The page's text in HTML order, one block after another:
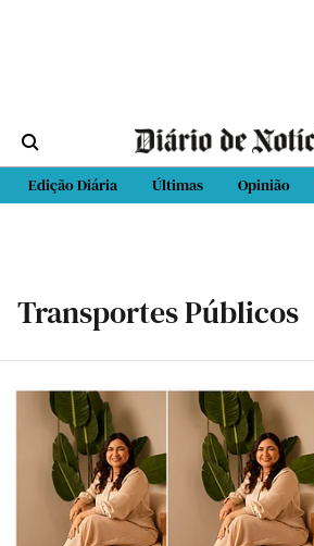
Edição Diária Últimas Opinião
Transportes Públicos